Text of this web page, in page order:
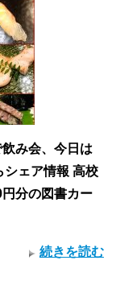
み会、今日は
ェア情報 高校
分の図書カー
続きを読む